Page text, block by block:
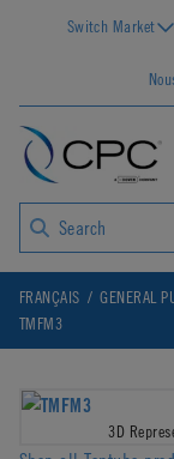
Switch Market
FRANÇAIS GENERAL
TMFM3
3D